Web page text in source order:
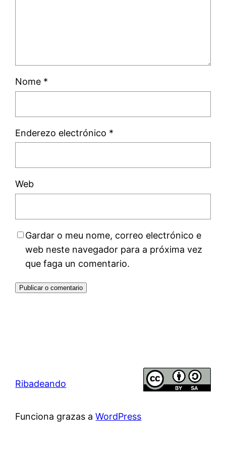
Nome *
Enderezo electrónico *
Web
Gardar o meu nome, correo electrónico e
web neste navegador para a próxima vez
que faga un comentario.
Ribadeando
Funciona grazas aWordPress